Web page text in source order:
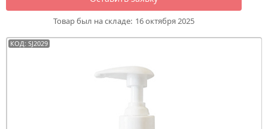
Товар был на складе: 16 октября 2025
КОД: SJ2029